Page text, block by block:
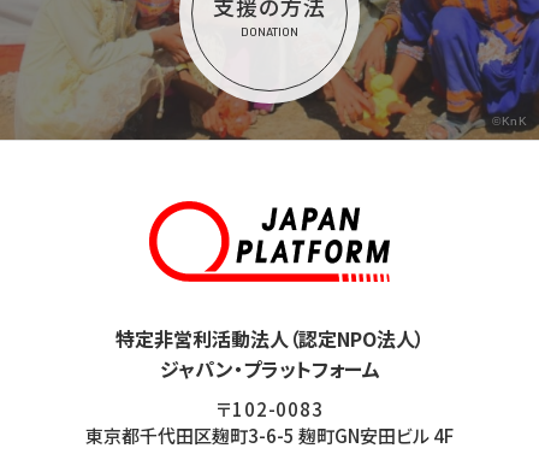
DONATION
©KnK
特定非営利活動法人（認定NPO法人）
ジャパン・プラットフォーム
〒102-0083
東京都千代田区麹町3-6-5 麹町GN安田ビル 4F